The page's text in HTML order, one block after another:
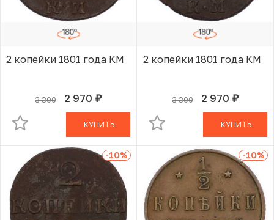
2 копейки 1801 года КМ
3 300 2 970 руб.
В КОРЗИНЕ
КУПИТЬ
2 копейки 1801 года КМ
3 300 2 970 руб.
В КОРЗИНЕ
КУПИТЬ
-10% -10%